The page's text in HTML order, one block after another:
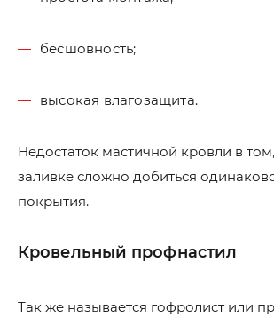
бесшовность;
высокая влагозащита.
Недостаток мастичной кровли в
заливке сложно добиться
покрытия.
Кровельный профнастил
Так же называется гофролист или